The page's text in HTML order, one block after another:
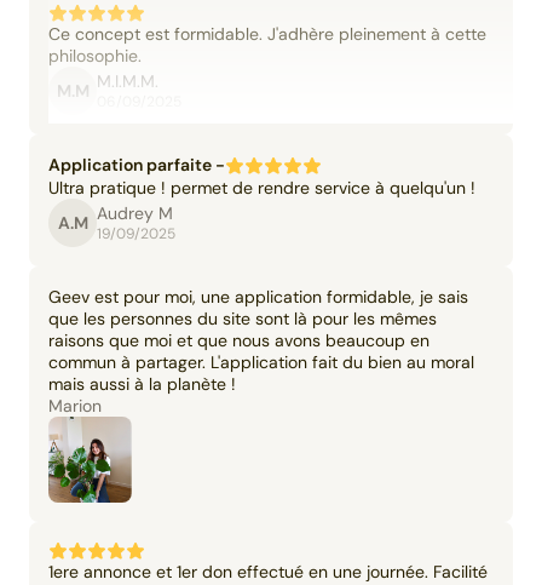
Ce concept est formidable. J'adhère pleinement à cette
philosophie.
M.M M.I.M.M.
Application parfaite -
Ultra pratique ! permet de rendre service à quelqu'un !
A.M Audrey M
19/09/2025
Geev est pour moi, une application formidable, je sais
que les personnes du site sont là pour les mêmes
raisons que moi et que nous avons beaucoup en
commun à partager. L'application fait du bien au moral
mais aussi à la planète !
Marion
1ere annonce et 1er don effectué en une journée. Facilité